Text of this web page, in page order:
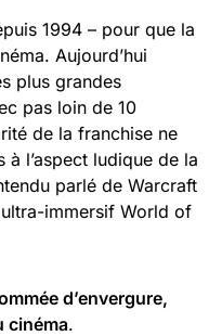
1994 – pour que la
Aujourd’hui
plus grandes
pas loin de 10
de la franchise ne
l’aspect ludique de la
parlé de Warcraft
ultra-immersif World of
d’envergure,
cinéma.